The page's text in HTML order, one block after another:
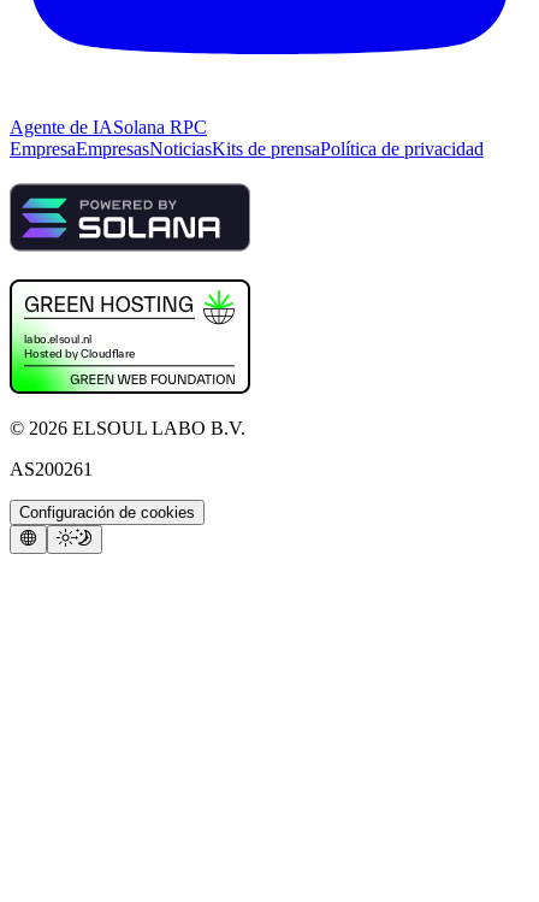
Agente de IASolana RPC
EmpresaEmpresasNoticiasKits de prensaPolítica de privacidad
© 2026 ELSOUL LABO B.V.
AS200261
Configuración de cookies